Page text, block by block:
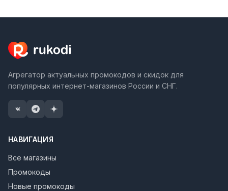
Агрегатор актуальных промокодов и скидок для
популярных интернет-магазинов России и СНГ.
НАВИГАЦИЯ
Все магазины
Промокоды
Новые промокоды